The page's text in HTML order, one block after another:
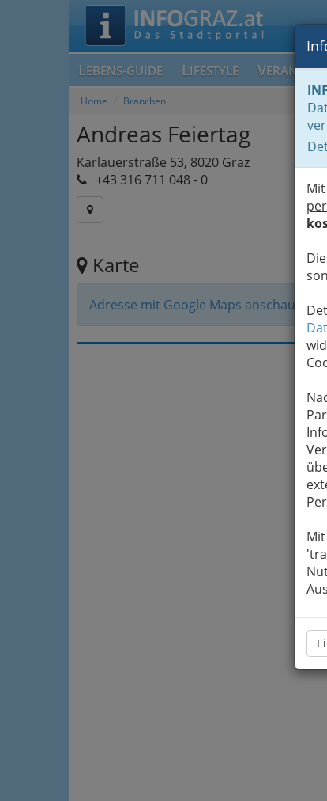
LEBENS-GUIDE LIFESTYLE V
Mit
Home Branchen
Andreas Feiertag
Karlauerstraße 53, 8020 Graz
+43 316 711 048 - 0
Karte
Adresse mit Google Maps anschauen